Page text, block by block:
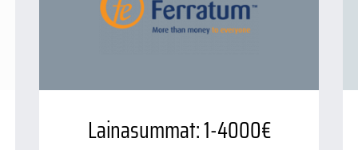
Lainasummat: 1-4000€